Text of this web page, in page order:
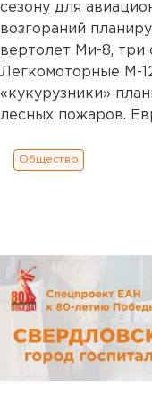
сезону для
возгораний
вертолет Ми-8, три
Легкомоторные М-
«кукурузники»
лесных пожаров.
Общество